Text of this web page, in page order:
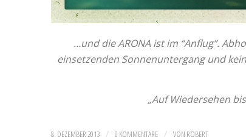
…und die ARONA ist im “Anflug”.
einsetzenden Sonnenuntergang und
„Auf Wiedersehen
8. DEZEMBER 2013 / 0 KOMMENTARE / VON ROBERT